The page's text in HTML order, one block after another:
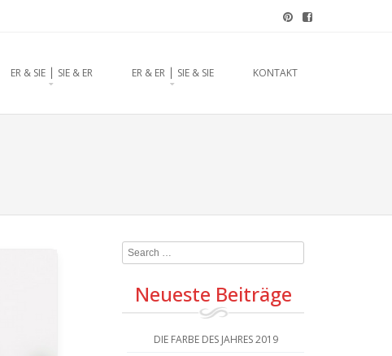
aus
ER & SIE ⎪ SIE & ER ER & ER ⎪ SIE & SIE KONTAKT
Search
Neueste Beiträge
DIE FARBE DES JAHRES 2019